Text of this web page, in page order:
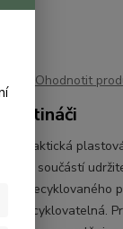
Ohodnotit
květináči
a praktická
je součástí
95 %
% recyklovatelná.